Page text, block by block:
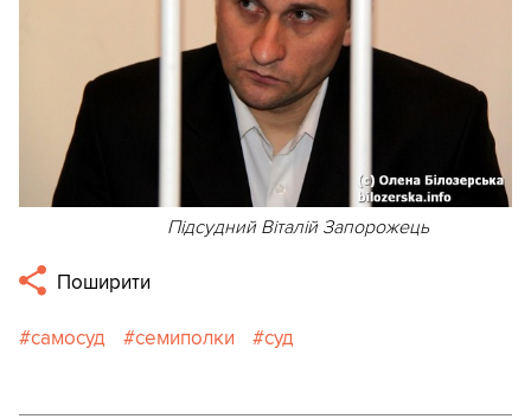
Підсудний Віталій Запорожець
Поширити
самосуд семиполки суд